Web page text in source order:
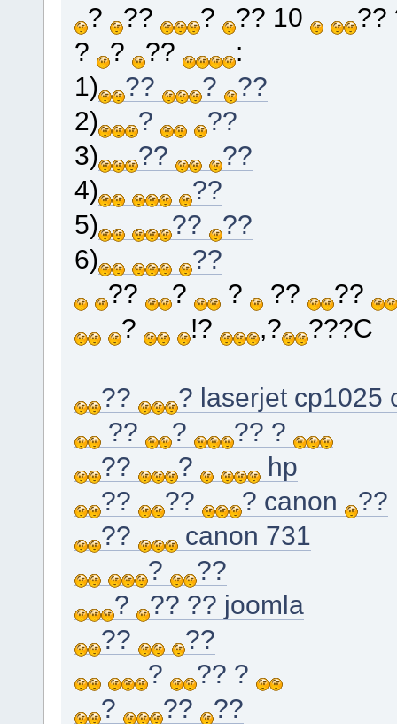
?
?? ? ?? 10
?
? ??
:
1)
?? ?
??
2)
?
??
3)
??
??
4)
??
5)
??
??
6)
??
??
? ? ??
??
?
!? ,? ???C
??
? laserjet cp1025
??
?
?? ?
??
?
hp
??
?? ? canon
??
??
canon 731
?
??
?
?? ?? joomla
??
??
?
?? ?
?
??
??